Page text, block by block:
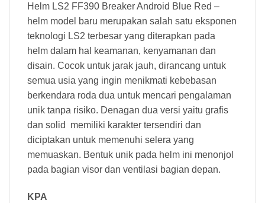
Helm LS2 FF390 Breaker Android Blue Red –
helm model baru merupakan salah satu eksponen
teknologi LS2 terbesar yang diterapkan pada
helm dalam hal keamanan, kenyamanan dan
disain. Cocok untuk jarak jauh, dirancang untuk
semua usia yang ingin menikmati kebebasan
berkendara roda dua untuk mencari pengalaman
unik tanpa risiko. Denagan dua versi yaitu grafis
dan solid memiliki karakter tersendiri dan
diciptakan untuk memenuhi selera yang
memuaskan. Bentuk unik pada helm ini menonjol
pada bagian visor dan ventilasi bagian depan.
KPA